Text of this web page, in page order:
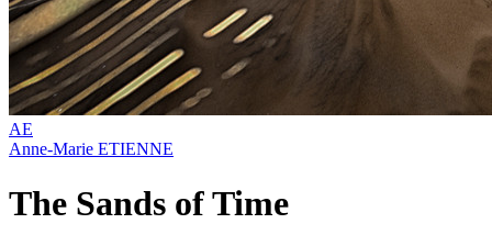
AE
Anne-Marie ETIENNE
The Sands of Time